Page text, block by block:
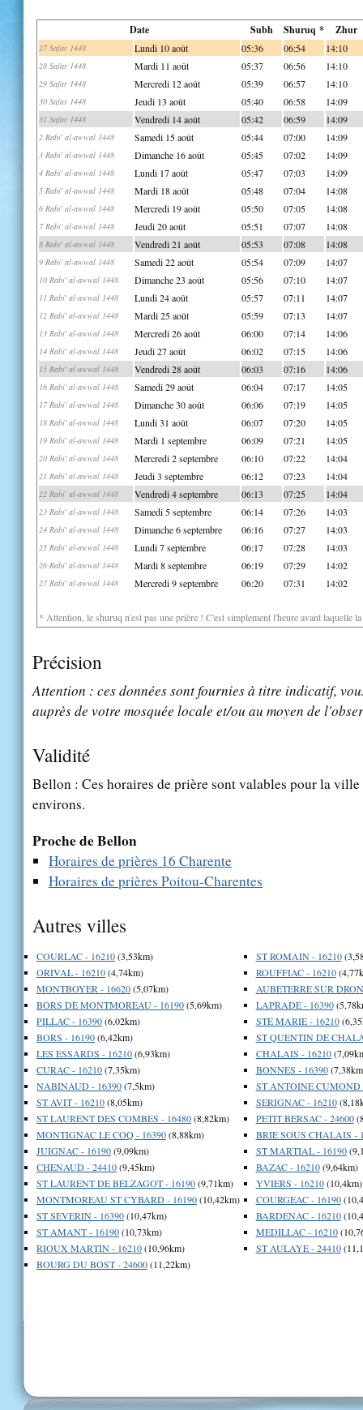
Date Subh Shuruq * Zhur
27 Safar 1448 Lundi 10 août 05:36 06:54 14:10
28 Safar 1448 Mardi 11 août 05:37 06:56 14:10
29 Safar 1448 Mercredi 12 août 05:39 06:57 14:10
30 Safar 1448 Jeudi 13 août 05:40 06:58 14:09
31 Safar 1448 Vendredi 14 août 05:42 06:59 14:09
2 Rabi' al-awwal 1448 Samedi 15 août 05:44 07:00 14:09
3 Rabi' al-awwal 1448 Dimanche 16 août 05:45 07:02 14:09
4 Rabi' al-awwal 1448 Lundi 17 août 05:47 07:03 14:09
5 Rabi' al-awwal 1448 Mardi 18 août 05:48 07:04 14:08
6 Rabi' al-awwal 1448 Mercredi 19 août 05:50 07:05 14:08
7 Rabi' al-awwal 1448 Jeudi 20 août 05:51 07:07 14:08
8 Rabi' al-awwal 1448 Vendredi 21 août 05:53 07:08 14:08
9 Rabi' al-awwal 1448 Samedi 22 août 05:54 07:09 14:07
10 Rabi' al-awwal 1448 Dimanche 23 août 05:56 07:10 14:07
11 Rabi' al-awwal 1448 Lundi 24 août 05:57 07:11 14:07
12 Rabi' al-awwal 1448 Mardi 25 août 05:59 07:13 14:07
13 Rabi' al-awwal 1448 Mercredi 26 août 06:00 07:14 14:06
14 Rabi' al-awwal 1448 Jeudi 27 août 06:02 07:15 14:06
15 Rabi' al-awwal 1448 Vendredi 28 août 06:03 07:16 14:06
16 Rabi' al-awwal 1448 Samedi 29 août 06:04 07:17 14:05
17 Rabi' al-awwal 1448 Dimanche 30 août 06:06 07:19 14:05
18 Rabi' al-awwal 1448 Lundi 31 août 06:07 07:20 14:05
19 Rabi' al-awwal 1448 Mardi 1 septembre 06:09 07:21 14:05
20 Rabi' al-awwal 1448 Mercredi 2 septembre 06:10 07:22 14:04
21 Rabi' al-awwal 1448 Jeudi 3 septembre 06:12 07:23 14:04
22 Rabi' al-awwal 1448 Vendredi 4 septembre 06:13 07:25 14:04
23 Rabi' al-awwal 1448 Samedi 5 septembre 06:14 07:26 14:03
24 Rabi' al-awwal 1448 Dimanche 6 septembre 06:16 07:27 14:03
25 Rabi' al-awwal 1448 Lundi 7 septembre 06:17 07:28 14:03
26 Rabi' al-awwal 1448 Mardi 8 septembre 06:19 07:29 14:02
27 Rabi' al-awwal 1448 Mercredi 9 septembre 06:20 07:31 14:02
* Attention, le shuruq n'est pas une prière ! C'est simplement l'heure avant laquelle
Précision
Attention : ces données sont fournies à titre indicatif,
auprès de votre mosquée locale et/ou au moyen de
Validité
Bellon : Ces horaires de prière sont valables pour la
environs.
Proche de Bellon
Horaires de prières 16 Charente
Horaires de prières Poitou-Charentes
Autres villes
COURLAC - 16210(3,53km)
ORIVAL - 16210(4,74km)
MONTBOYER - 16620(5,07km)
BORS DE MONTMOREAU - 16190(5,69km)
PILLAC - 16390(6,02km)
BORS - 16190(6,42km)
LES ESSARDS - 16210(6,93km)
CURAC - 16210(7,35km)
NABINAUD - 16390(7,5km)
ST AVIT - 16210(8,05km)
ST LAURENT DES COMBES - 16480(8,82km)
MONTIGNAC LE COQ - 16390(8,88km)
JUIGNAC - 16190(9,09km)
CHENAUD - 24410(9,45km)
ST LAURENT DE BELZAGOT - 16190(9,71km)
MONTMOREAU ST CYBARD - 16190(10,42km)
ST SEVERIN - 16390(10,47km)
ST AMANT - 16190(10,73km)
RIOUX MARTIN - 16210(10,96km)
BOURG DU BOST - 24600(11,22km)
ST ROMAIN - 16210
ROUFFIAC - 16210
AUBETERRE SUR
LAPRADE - 16390
STE MARIE - 16210
ST QUENTIN DE
CHALAIS - 16210
BONNES - 16390
ST ANTOINE CUMOND
SERIGNAC - 16210
PETIT BERSAC - 24600
BRIE SOUS CHALAIS -
ST MARTIAL - 16190
BAZAC - 16210(9,64km)
YVIERS - 16210(10,4km)
COURGEAC - 16190
BARDENAC - 16210
MEDILLAC - 16210
ST AULAYE - 24410